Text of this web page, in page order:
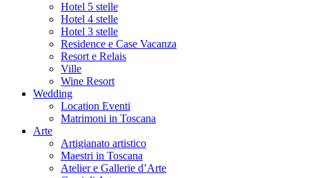
Hotel 5 stelle
Hotel 4 stelle
Hotel 3 stelle
Residence e Case Vacanza
Resort e Relais
Ville
Wine Resort
Wedding
Location Eventi
Matrimoni in Toscana
Arte
Artigianato artistico
Maestri in Toscana
Atelier e Gallerie d’Arte